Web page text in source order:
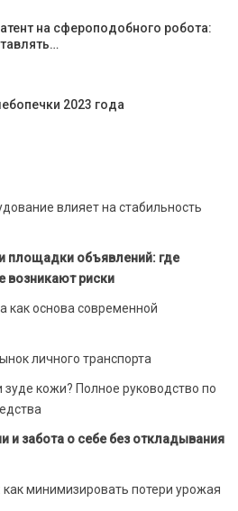
на сфероподобного робота:
2023 года
влияет на стабильность
площадки объявлений: где
возникают риски
как основа современной
личного транспорта
кожи? Полное руководство по
и забота о себе без откладывания
как минимизировать потери урожая